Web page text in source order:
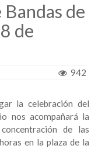
de
de
942
la celebración del
nos acompañará la
de las
en la plaza de la